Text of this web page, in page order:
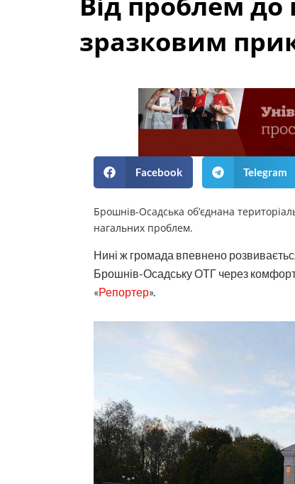
зразковим
Facebook Telegram
Брошнів-Осадська об’єднана
нагальних проблем.
Нині ж громада впевнено
Брошнів-Осадську ОТГ через
«Репортер».